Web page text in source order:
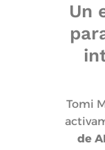
Un
Tomi
de